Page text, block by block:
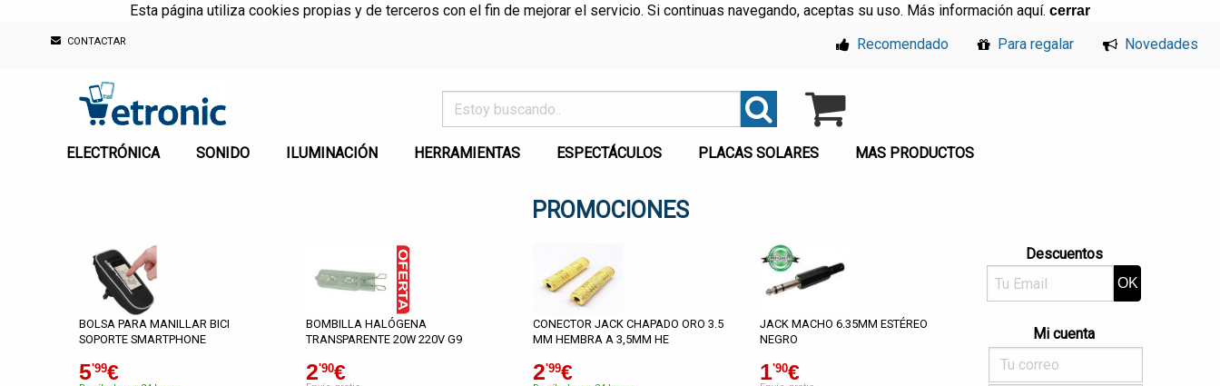
Esta página utiliza cookies propias y de terceros con el fin de mejorar el servicio. Si continuas navegando, aceptas su uso. Más información aquí. cerrar
CONTACTAR Recomendado Para regalar Novedades
ELECTRÓNICA SONIDO ILUMINACIÓN HERRAMIENTAS ESPECTÁCULOS PLACAS SOLARES MAS PRODUCTOS
PROMOCIONES
BOLSA PARA MANILLAR BICI
SOPORTE SMARTPHONE
5'99€
BOMBILLA HALÓGENA
TRANSPARENTE 20W 220V G9
2'90€
CONECTOR JACK CHAPADO ORO 3.5
MM HEMBRA A 3,5MM HE
2'99€
JACK MACHO 6.35MM ESTÉREO
NEGRO
1'90€
Descuentos
Mi cuenta